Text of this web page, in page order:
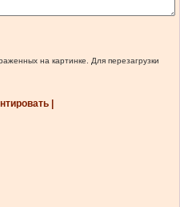
на картинке. Для перезагрузки
|